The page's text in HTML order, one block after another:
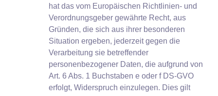
hat das vom Europäischen Richtlinien- und
Verordnungsgeber gewährte Recht, aus
Gründen, die sich aus ihrer besonderen
Situation ergeben, jederzeit gegen die
Verarbeitung sie betreffender
personenbezogener Daten, die aufgrund von
Art. 6 Abs. 1 Buchstaben e oder f DS-GVO
erfolgt, Widerspruch einzulegen. Dies gilt